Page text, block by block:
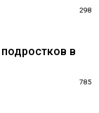
298
в
785